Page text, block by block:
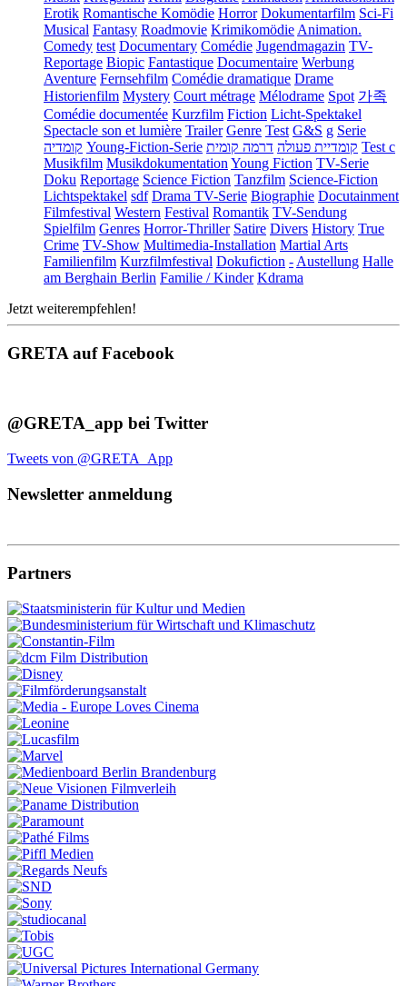
Erotik Romantische Komödie Horror Dokumentarfilm Sci-Fi
Musical Fantasy Roadmovie Krimikomödie Animation.
Comedy test Documentary Comédie Jugendmagazin TV-
Reportage Biopic Fantastique Documentaire Werbung
Aventure Fernsehfilm Comédie dramatique Drame
Historienfilm Mystery Court métrage Mélodrame Spot 가족
Comédie documentée Kurzfilm Fiction Licht-Spektakel
Spectacle son et lumière Trailer Genre Test G&S g Serie
קומדיה Young-Fiction-Serie קומדיית פעולה דרמה קומית
Test c
Musikfilm Musikdokumentation Young Fiction TV-Serie
Doku Reportage Science Fiction Tanzfilm Science-Fiction
Lichtspektakel sdf Drama TV-Serie Biographie Docutainment
Filmfestival Western Festival Romantik TV-Sendung
Spielfilm Genres Horror-Thriller Satire Divers History True
Crime TV-Show Multimedia-Installation Martial Arts
Familienfilm Kurzfilmfestival Dokufiction - Austellung Halle
am Berghain Berlin Familie / Kinder Kdrama
Jetzt weiterempfehlen!
GRETA auf Facebook
@GRETA_app bei Twitter
Tweets von @GRETA_App
Newsletter anmeldung
Partners